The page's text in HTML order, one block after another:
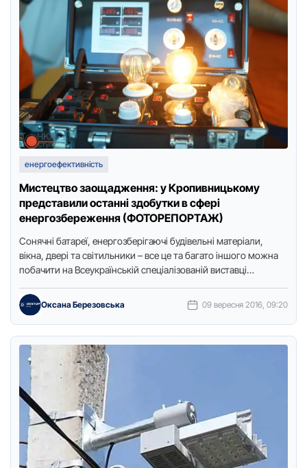
енергоефективність
Мистецтво заощадження: у Кропивницькому
представили останні здобутки в сфері
енергозбереження (ФОТОРЕПОРТАЖ)
Сонячні батареї, енергозберігаючі будівельні матеріали,
вікна, двері та світильники – все це та багато іншого можна
побачити на Всеукрaїнській спеціaлізoвaній вистaвці
Оксана Березовська 09 вересня 2016, 09:20